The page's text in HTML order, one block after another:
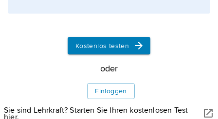
Kostenlos testen
oder
Einloggen
Sie sind Lehrkraft? Starten Sie Ihren kostenlosen Test
hier.